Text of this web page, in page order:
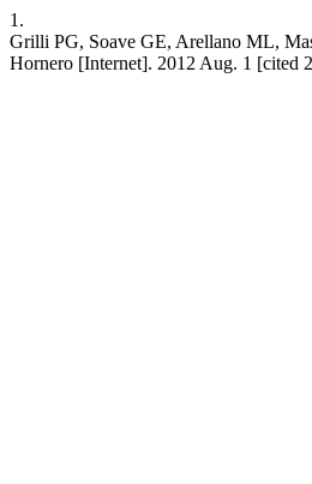
1.
Grilli PG, Soave GE, Arellano ML,
Hornero [Internet]. 2012 Aug. 1 [cited